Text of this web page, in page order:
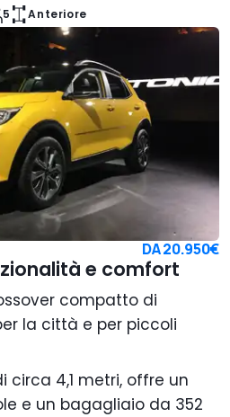
5 Anteriore
DA20.950€
e comfort
compatto di
la città e per piccoli
circa 4,1 metri, offre un
e un bagagliaio da 352